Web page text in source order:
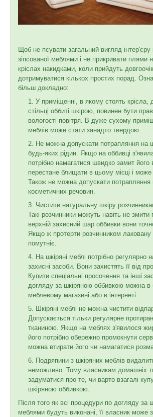
Щоб не псувати загальний вигляд інтер'єру
зіпсованої меблями і не прикривати плями
кріслах накидками, коли прийдуть
дотримуватися кількох простих порад.
більш докладно:
У приміщенні, в якому стоять крісла,
стільці оббиті шкірою, повинен бути
вологості повітря. В дуже сухому
меблів може стати занадто твердою.
Не можна допускати потрапляння на
будь-яких рідин. Якщо на оббивці
потрібно намагатися швидко замит
перестане блищати в цьому місці і може
Також не можна допускати потрапляння
косметичних речовин.
Чистити натуральну шкіру
Такі розчинники можуть навіть не
верхній захисний шар оббивки вони
Якщо ж протерти розчинником лаковану
помутніє.
На шкіряні меблі потрібно регулярно
захисні засоби. Вони захистять її від
Купити спеціальні просочення та інші
догляду за шкіряною оббивкою можна в
меблевому магазині або в інтернеті.
Шкіряні меблі не можна чистити
Допускається тільки регулярне
тканиною. Якщо на меблях з'явилося
його потрібно обережно промокнути
можна втирати його чи намагатися
Подряпини з шкіряних меблів
неможливо. Тому власникам домашніх
задуматися про те, чи варто взагалі
шкіряною оббивкою.
Після того як всі процедури по догляду за
меблями будуть виконані, її власник може